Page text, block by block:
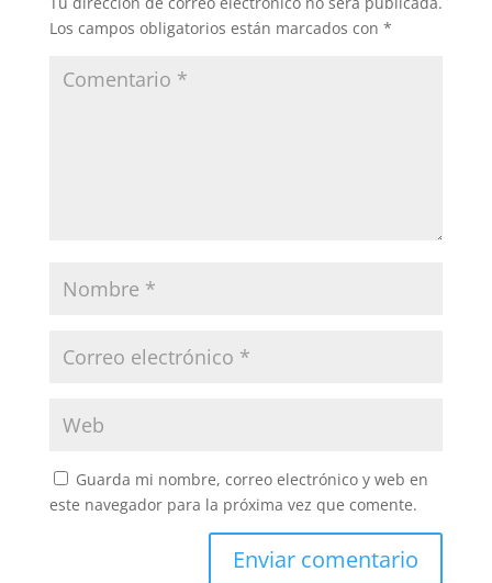
Los campos obligatorios están marcados con *
Guarda mi nombre, correo electrónico y web en
este navegador para la próxima vez que comente.